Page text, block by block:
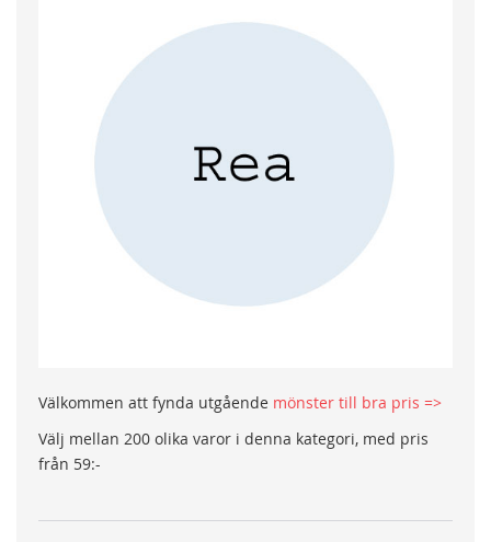
Välkommen att fynda utgående mönster till bra pris =>
Välj mellan 200 olika varor i denna kategori, med pris
från 59:-